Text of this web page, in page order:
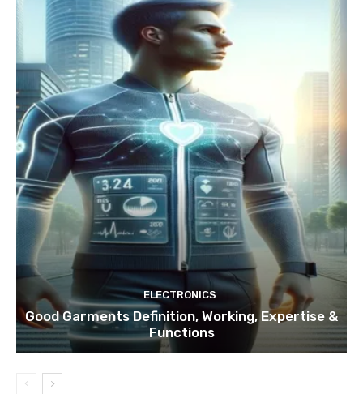
ELECTRONICS
Good Garments Definition, Working, Expertise &
Functions